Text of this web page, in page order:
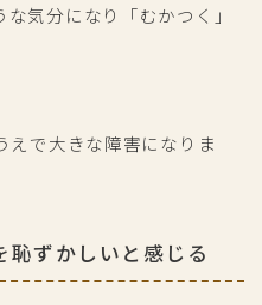
気分になり「むかつく」
えで大きな障害になりま
恥ずかしいと感じる